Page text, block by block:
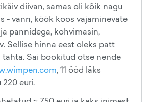
diivan, samas oli kõik nagu
- vann, köök koos vajaminevate
pannidega, kohvimasin,
Sellise hinna eest oleks patt
Sai bookitud otse nende
, 11 ööd läks
euri.